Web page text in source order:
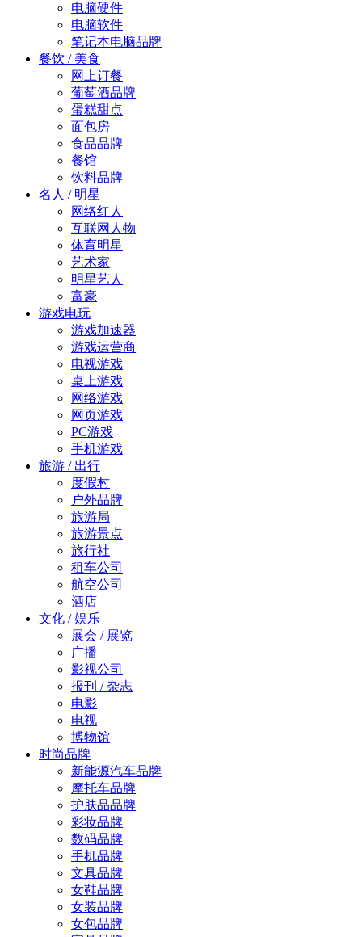
电脑硬件
电脑软件
笔记本电脑品牌
餐饮 / 美食
网上订餐
葡萄酒品牌
蛋糕甜点
面包房
食品品牌
餐馆
饮料品牌
名人 / 明星
网络红人
互联网人物
体育明星
艺术家
明星艺人
富豪
游戏电玩
游戏加速器
游戏运营商
电视游戏
桌上游戏
网络游戏
网页游戏
PC游戏
手机游戏
旅游 / 出行
度假村
户外品牌
旅游局
旅游景点
旅行社
租车公司
航空公司
酒店
文化 / 娱乐
展会 / 展览
广播
影视公司
报刊 / 杂志
电影
电视
博物馆
时尚品牌
新能源汽车品牌
摩托车品牌
护肤品品牌
彩妆品牌
数码品牌
手机品牌
文具品牌
女鞋品牌
女装品牌
女包品牌